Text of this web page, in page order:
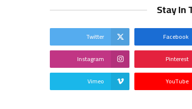
Stay In
Facebook
Twitter
Pinterest
Instagram
YouTube
Vimeo